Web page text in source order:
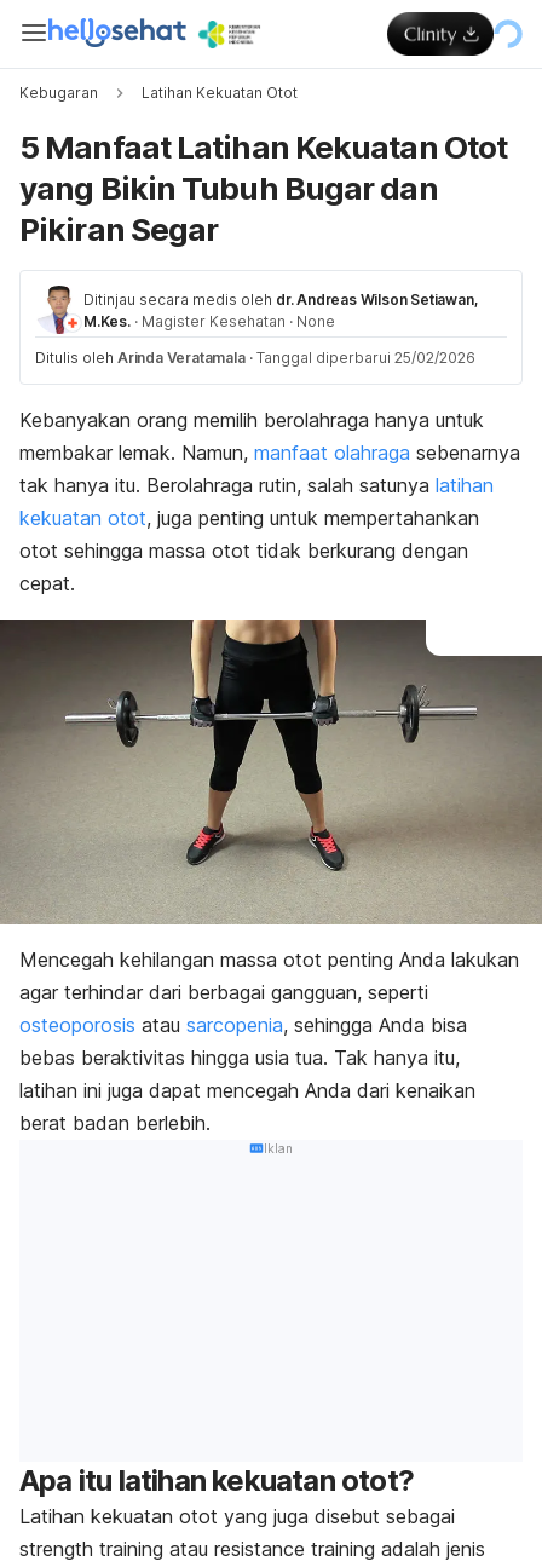
Kebugaran Latihan Kekuatan Otot
5 Manfaat Latihan Kekuatan Otot
yang Bikin Tubuh Bugar dan
Pikiran Segar
Ditinjau secara medis oleh dr. Andreas Wilson Setiawan,
M.Kes. · Magister Kesehatan · None
Ditulis oleh Arinda Veratamala · Tanggal diperbarui 25/02/2026
Kebanyakan orang memilih berolahraga hanya untuk
membakar lemak. Namun, manfaat olahraga sebenarnya
tak hanya itu. Berolahraga rutin, salah satunya latihan
kekuatan otot, juga penting untuk mempertahankan
otot sehingga massa otot tidak berkurang dengan
cepat.
Mencegah kehilangan massa otot penting Anda lakukan
agar terhindar dari berbagai gangguan, seperti
osteoporosis atau sarcopenia, sehingga Anda bisa
bebas beraktivitas hingga usia tua. Tak hanya itu,
latihan ini juga dapat mencegah Anda dari kenaikan
berat badan berlebih.
Iklan
Apa itu latihan kekuatan otot?
Latihan kekuatan otot yang juga disebut sebagai
strength training atau resistance training adalah jenis